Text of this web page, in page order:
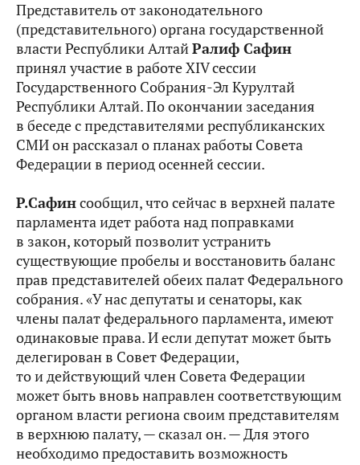
Представитель от законодательного
(представительного) органа государственной
власти Республики АлтайРалиф Сафин
принял участие в работе XIV сессии
Государственного Собрания-Эл Курултай
Республики Алтай. По окончании заседания
в беседе с представителями республиканских
СМИ он рассказал о планах работы Совета
Федерации в период осенней сессии.
Р.Сафинсообщил, что сейчас в верхней палате
парламента идет работа над поправками
в закон, который позволит устранить
существующие пробелы и восстановить баланс
прав представителей обеих палат Федерального
собрания. «У нас депутаты и сенаторы, как
члены палат федерального парламента, имеют
одинаковые права. И если депутат может быть
делегирован в Совет Федерации,
то и действующий член Совета Федерации
может быть вновь направлен соответствующим
органом власти региона своим представителям
в верхнюю палату, — сказал он. — Для этого
необходимо предоставить возможность